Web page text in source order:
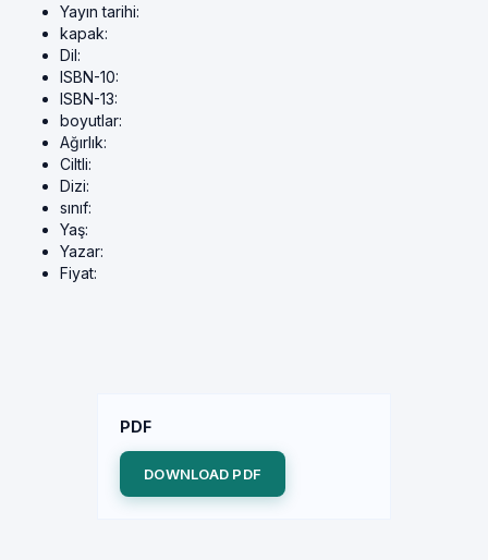
Yayın tarihi:
kapak:
Dil:
ISBN-10:
ISBN-13:
boyutlar:
Ağırlık:
Ciltli:
Dizi:
sınıf:
Yaş:
Yazar:
Fiyat:
PDF
DOWNLOAD PDF